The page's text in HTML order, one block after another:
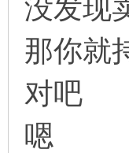
没发现
那你就
对吧
嗯